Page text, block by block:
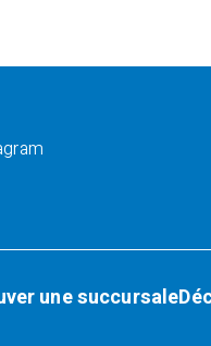
une succursale